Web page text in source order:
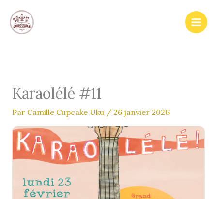
contenu
Karaolélé #11
Par Camille Cupcake Uku / 26 janvier 2026